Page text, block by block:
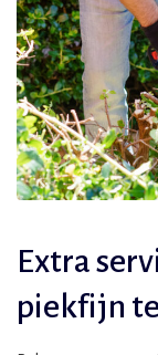
Extra
piekfijn